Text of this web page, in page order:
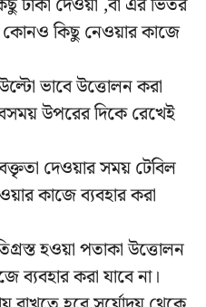
কোনও কিছু নেওয়ার কাজে
ভাবে উত্তোলন করা
উপরের দিকে রেখেই
দেওয়ার সময় টেবিল
কাজে ব্যবহার করা
হওয়া পতাকা উত্তোলন
ব্যবহার করা যাবে না।